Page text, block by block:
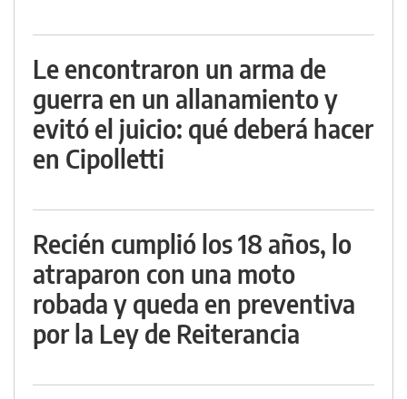
Le encontraron un arma de
guerra en un allanamiento y
evitó el juicio: qué deberá hacer
en Cipolletti
Recién cumplió los 18 años, lo
atraparon con una moto
robada y queda en preventiva
por la Ley de Reiterancia